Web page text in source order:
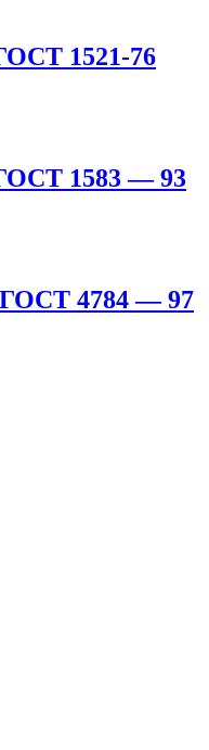
1521-76
1583 — 93
4784 — 97